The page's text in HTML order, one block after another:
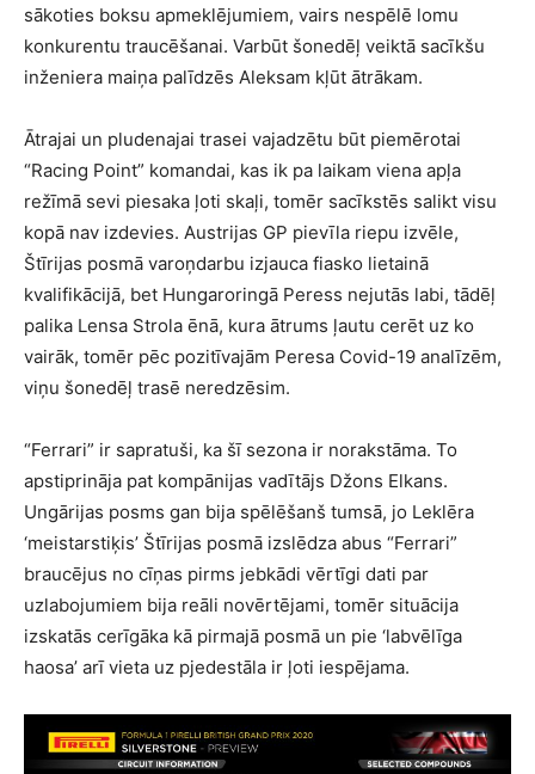
sākoties boksu apmeklējumiem, vairs nespēlē lomu
konkurentu traucēšanai. Varbūt šonedēļ veiktā sacīkšu
inženiera maiņa palīdzēs Aleksam kļūt ātrākam.
Ātrajai un pludenajai trasei vajadzētu būt piemērotai
“Racing Point” komandai, kas ik pa laikam viena apļa
režīmā sevi piesaka ļoti skaļi, tomēr sacīkstēs salikt visu
kopā nav izdevies. Austrijas GP pievīla riepu izvēle,
Štīrijas posmā varoņdarbu izjauca fiasko lietainā
kvalifikācijā, bet Hungaroringā Peress nejutās labi, tādēļ
palika Lensa Strola ēnā, kura ātrums ļautu cerēt uz ko
vairāk, tomēr pēc pozitīvajām Peresa Covid-19 analīzēm,
viņu šonedēļ trasē neredzēsim.
“Ferrari” ir sapratuši, ka šī sezona ir norakstāma. To
apstiprināja pat kompānijas vadītājs Džons Elkans.
Ungārijas posms gan bija spēlēšanš tumsā, jo Leklēra
‘meistarstiķis’ Štīrijas posmā izslēdza abus “Ferrari”
braucējus no cīņas pirms jebkādi vērtīgi dati par
uzlabojumiem bija reāli novērtējami, tomēr situācija
izskatās cerīgāka kā pirmajā posmā un pie ‘labvēlīga
haosa’ arī vieta uz pjedestāla ir ļoti iespējama.